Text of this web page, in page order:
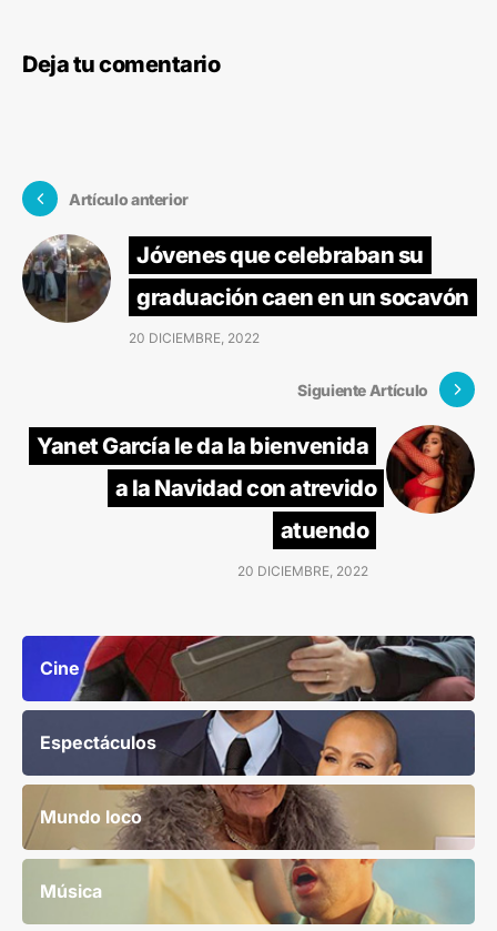
Deja tu comentario
Artículo anterior
Jóvenes que celebraban su
graduación caen en un socavón
20 DICIEMBRE, 2022
Siguiente Artículo
Yanet García le da la bienvenida
a la Navidad con atrevido
atuendo
20 DICIEMBRE, 2022
Cine
Espectáculos
Mundo loco
Música